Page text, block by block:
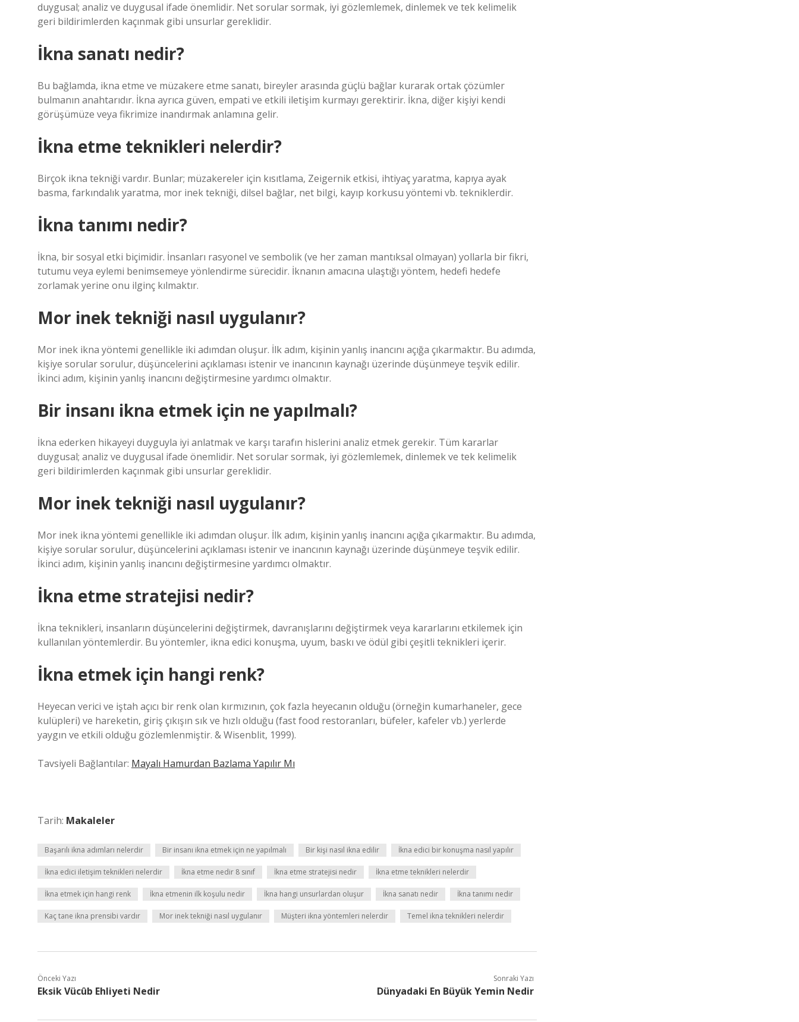
duygusal; analiz ve duygusal ifade önemlidir. Net sorular sormak, iyi gözlemlemek, dinlemek ve tek kelimelik
geri bildirimlerden kaçınmak gibi unsurlar gereklidir.
İkna sanatı nedir?
Bu bağlamda, ikna etme ve müzakere etme sanatı, bireyler arasında güçlü bağlar kurarak ortak çözümler
bulmanın anahtarıdır. İkna ayrıca güven, empati ve etkili iletişim kurmayı gerektirir. İkna, diğer kişiyi kendi
görüşümüze veya fikrimize inandırmak anlamına gelir.
İkna etme teknikleri nelerdir?
Birçok ikna tekniği vardır. Bunlar; müzakereler için kısıtlama, Zeigernik etkisi, ihtiyaç yaratma, kapıya ayak
basma, farkındalık yaratma, mor inek tekniği, dilsel bağlar, net bilgi, kayıp korkusu yöntemi vb. tekniklerdir.
İkna tanımı nedir?
İkna, bir sosyal etki biçimidir. İnsanları rasyonel ve sembolik (ve her zaman mantıksal olmayan) yollarla bir fikri,
tutumu veya eylemi benimsemeye yönlendirme sürecidir. İknanın amacına ulaştığı yöntem, hedefi hedefe
zorlamak yerine onu ilginç kılmaktır.
Mor inek tekniği nasıl uygulanır?
Mor inek ikna yöntemi genellikle iki adımdan oluşur. İlk adım, kişinin yanlış inancını açığa çıkarmaktır. Bu adımda,
kişiye sorular sorulur, düşüncelerini açıklaması istenir ve inancının kaynağı üzerinde düşünmeye teşvik edilir.
İkinci adım, kişinin yanlış inancını değiştirmesine yardımcı olmaktır.
Bir insanı ikna etmek için ne yapılmalı?
İkna ederken hikayeyi duyguyla iyi anlatmak ve karşı tarafın hislerini analiz etmek gerekir. Tüm kararlar
duygusal; analiz ve duygusal ifade önemlidir. Net sorular sormak, iyi gözlemlemek, dinlemek ve tek kelimelik
geri bildirimlerden kaçınmak gibi unsurlar gereklidir.
Mor inek tekniği nasıl uygulanır?
Mor inek ikna yöntemi genellikle iki adımdan oluşur. İlk adım, kişinin yanlış inancını açığa çıkarmaktır. Bu adımda,
kişiye sorular sorulur, düşüncelerini açıklaması istenir ve inancının kaynağı üzerinde düşünmeye teşvik edilir.
İkinci adım, kişinin yanlış inancını değiştirmesine yardımcı olmaktır.
İkna etme stratejisi nedir?
İkna teknikleri, insanların düşüncelerini değiştirmek, davranışlarını değiştirmek veya kararlarını etkilemek için
kullanılan yöntemlerdir. Bu yöntemler, ikna edici konuşma, uyum, baskı ve ödül gibi çeşitli teknikleri içerir.
İkna etmek için hangi renk?
Heyecan verici ve iştah açıcı bir renk olan kırmızının, çok fazla heyecanın olduğu (örneğin kumarhaneler, gece
kulüpleri) ve hareketin, giriş çıkışın sık ve hızlı olduğu (fast food restoranları, büfeler, kafeler vb.) yerlerde
yaygın ve etkili olduğu gözlemlenmiştir. & Wisenblit, 1999).
Tavsiyeli Bağlantılar: Mayalı Hamurdan Bazlama Yapılır Mı
Tarih: Makaleler
Başarılı ikna adımları nelerdir Bir insanı ikna etmek için ne yapılmalı Bir kişi nasıl ikna edilir İkna edici bir konuşma nasıl yapılır
İkna edici iletişim teknikleri nelerdir İkna etme nedir 8 sınıf İkna etme stratejisi nedir İkna etme teknikleri nelerdir
İkna etmek için hangi renk İkna etmenin ilk koşulu nedir İkna hangi unsurlardan oluşur İkna sanatı nedir İkna tanımı nedir
Kaç tane ikna prensibi vardır Mor inek tekniği nasıl uygulanır Müşteri ikna yöntemleri nelerdir Temel ikna teknikleri nelerdir
Önceki Yazı
Eksik Vücûb Ehliyeti Nedir
Sonraki Yazı
Dünyadaki En Büyük Yemin Nedir